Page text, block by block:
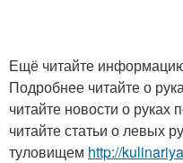
Ещё читайте
Подробнее читайте о
читайте новости о
читайте статьи о левых
туловищем http://